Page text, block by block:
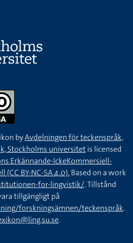
byAvdelningen för teckenspråk,
Stockholms universitetis licensed
Erkännande-IckeKommersiell-
BY-NC-SA 4.0).Based on a work
for-lingvistik/. Tillstånd
tillgängligt på
forskningsämnen/teckenspråk.
.